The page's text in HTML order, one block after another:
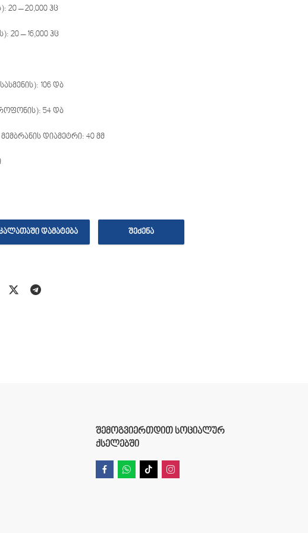
20 – 20,000 ჰც
20 – 16,000 ჰც
106 დბ
54 დბ
დიამეტრი: 40 მმ
ᲓᲐᲛᲐᲢᲔᲑᲐ ᲨᲔᲫᲔᲜᲐ
ᲨᲔᲛᲝᲒᲕᲘᲔᲠᲗᲓᲘᲗ ᲡᲝᲪᲘᲐᲚᲣᲠ
ᲥᲡᲔᲚᲔᲑᲨᲘ